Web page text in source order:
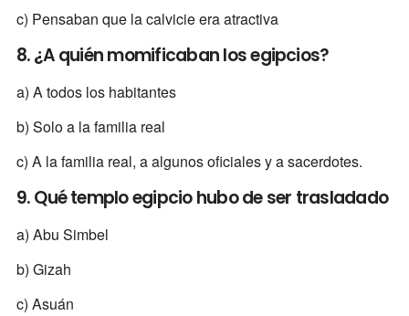
c) Pensaban que la calvicie era atractiva
8. ¿A quién momificaban los egipcios?
a) A todos los habitantes
b) Solo a la familia real
c) A la familia real, a algunos oficiales y a sacerdotes.
9. Qué templo egipcio hubo de ser trasladado
a) Abu Simbel
b) Gizah
c) Asuán